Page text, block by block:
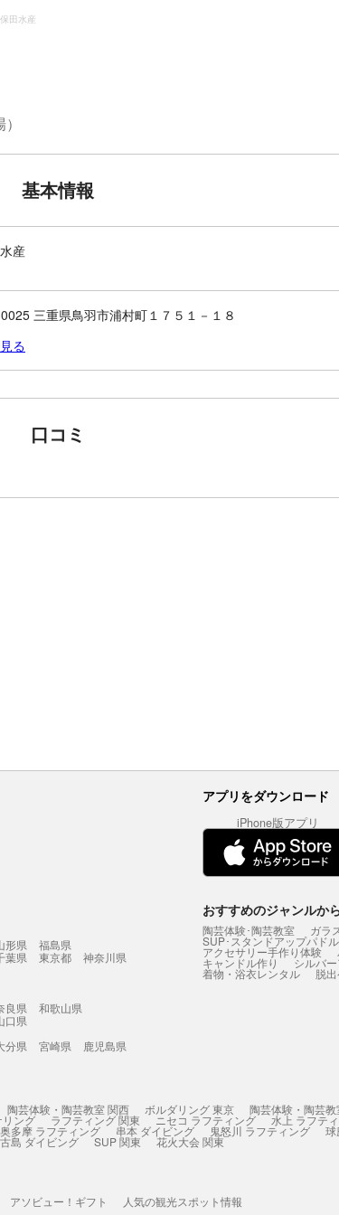
田水産
基本情報
産
三重県鳥羽市浦村町１７５１－１８
る
口コミ
アプリをダウンロード
iPhone版アプリ
形県
福島県
葉県 東京都
神奈川県
良県
和歌山県
口県
分県 宮崎県
鹿児島県
おすすめのジャンルか
陶芸体験･陶芸教室 ガラ
SUP･スタンドアップパドル
アクセサリー手作り体験
キャンドル作り シルバ
着物・浴衣レンタル 脱
陶芸体験・陶芸教室 関西 ボルダリング 東京 陶芸体験・陶芸
ング ラフティング 関東 ニセコ ラフティング 水上 ラフテ
奥多摩 ラフティング 串本 ダイビング 鬼怒川 ラフティング 球
島 ダイビング SUP 関東 花火大会 関東
アソビュー！ギフト 人気の観光スポット情報